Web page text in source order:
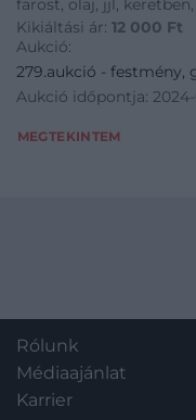
farost, olaj, jjl, keretben,
Kikiáltási ár: 12 000 Ft
Aukció:
279.aukció - festmény,
Aukció időpontja: 2024-
MEGTEKINTEM
Rólunk
Médiaajánlat
Karrier